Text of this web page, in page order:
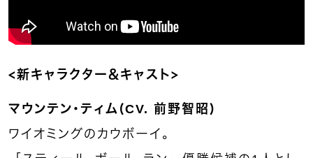
＜新キャラクター＆キャスト＞
マウンテン・ティム（CV. 前野智昭）
ワイオミングのカウボーイ。